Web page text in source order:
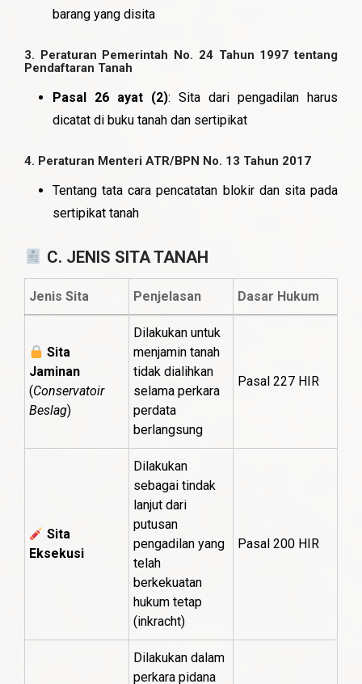
barang yang disita
3. Peraturan Pemerintah No. 24 Tahun 1997 tentang
Pendaftaran Tanah
Pasal 26 ayat (2): Sita dari pengadilan harus
dicatat di buku tanah dan sertipikat
4. Peraturan Menteri ATR/BPN No. 13 Tahun 2017
Tentang tata cara pencatatan blokir dan sita pada
sertipikat tanah
C. JENIS SITA TANAH
Jenis Sita Penjelasan Dasar Hukum
Sita
Jaminan
(Conservatoir
Beslag)
Dilakukan untuk
menjamin tanah
tidak dialihkan
selama perkara
perdata
berlangsung
Pasal 227 HIR
Sita
Eksekusi
Dilakukan
sebagai tindak
lanjut dari
putusan
pengadilan yang
telah
berkekuatan
hukum tetap
(inkracht)
Pasal 200 HIR
Dilakukan dalam
perkara pidana